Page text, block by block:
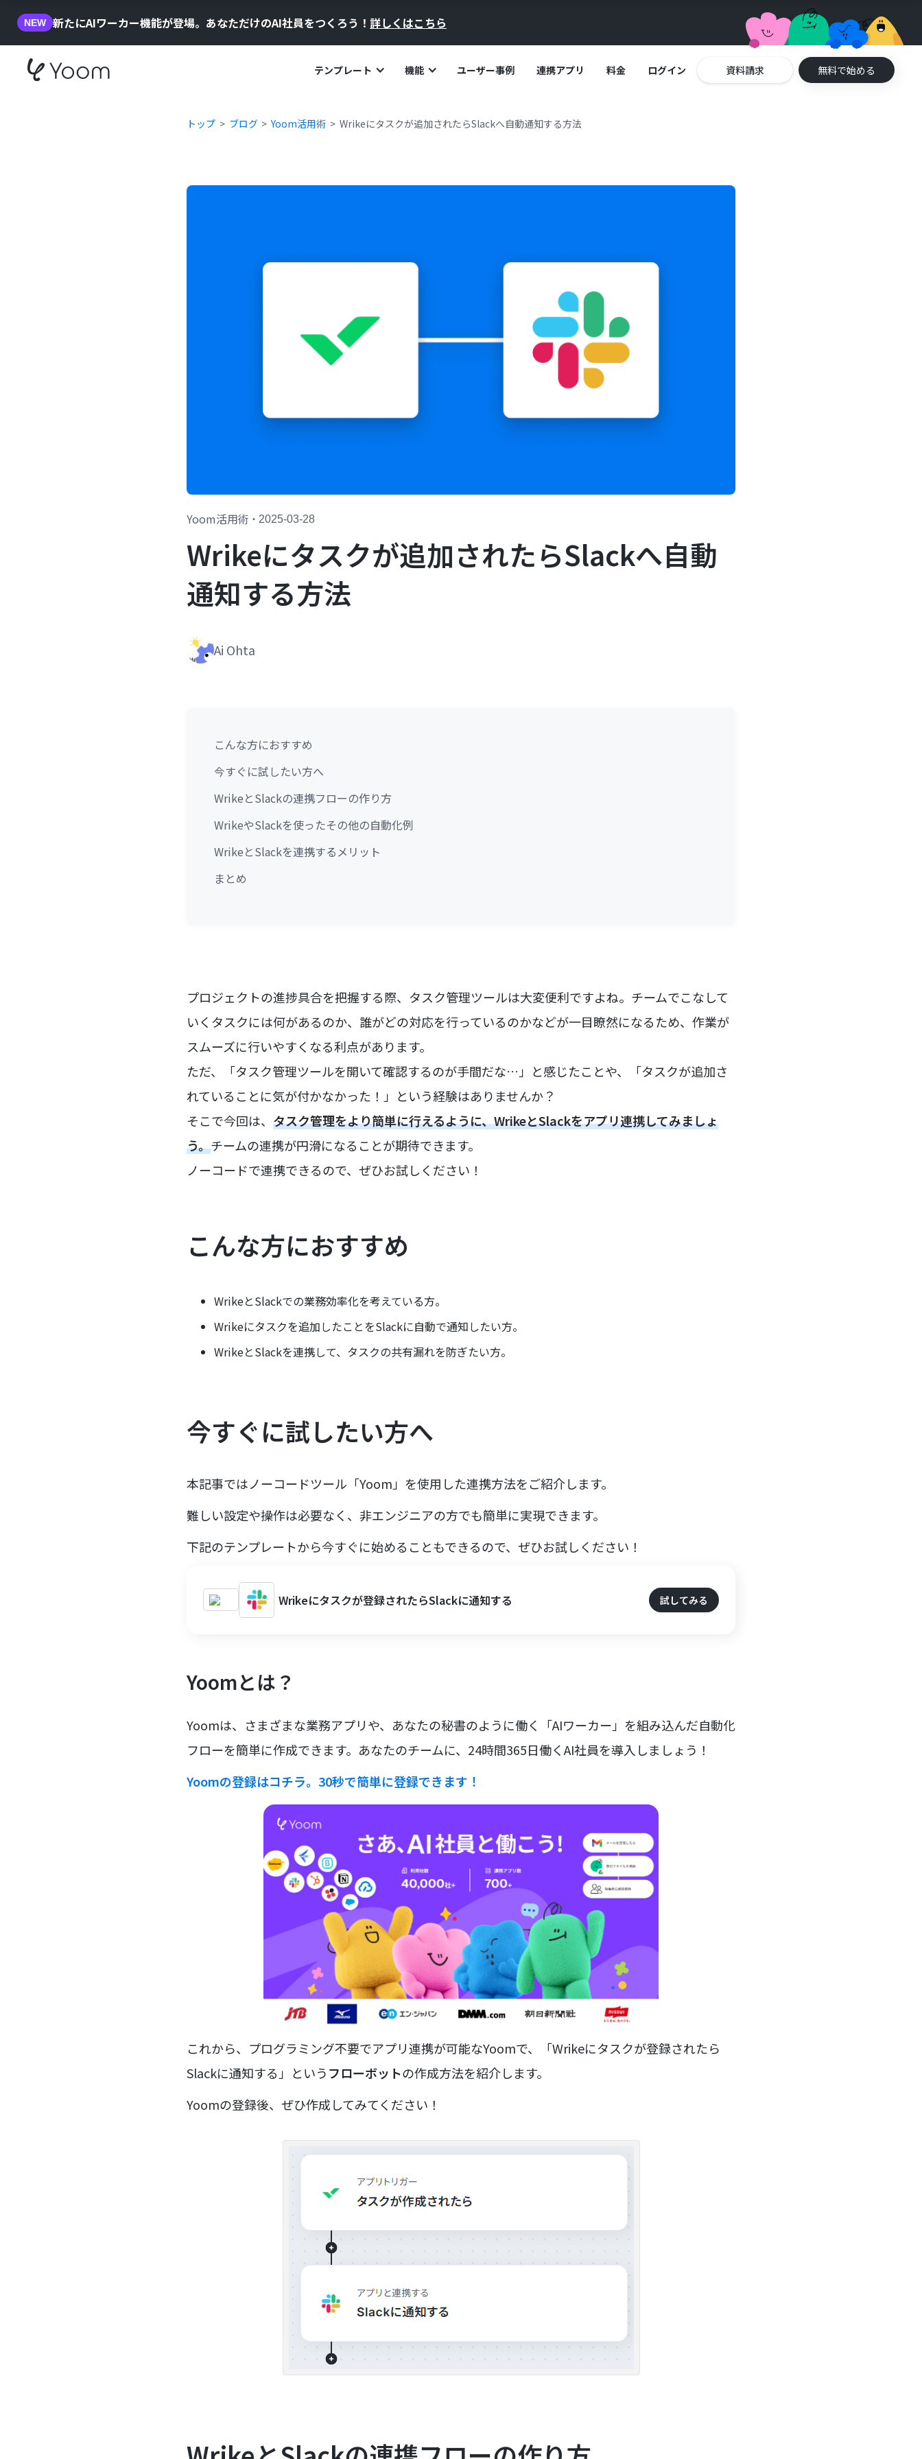
NEW 新たにAIワーカー機能が登場。あなただけのAI社員をつくろう！ 詳しくはこちら
テンプレート 機能 ユーザー事例 連携アプリ 料金 ログイン 資料請求 無料で始める
トップ ブログ Yoom活用術 Wrikeにタスクが追加されたらSlackへ自動通知する方法
Yoom活用術 ・ 2025-03-28
Wrikeにタスクが追加されたらSlackへ自動
通知する方法
Ai Ohta
こんな方におすすめ
今すぐに試したい方へ
WrikeとSlackの連携フローの作り方
WrikeやSlackを使ったその他の自動化例
WrikeとSlackを連携するメリット
まとめ
プロジェクトの進捗具合を把握する際、タスク管理ツールは大変便利ですよね。チームでこなして
いくタスクには何があるのか、誰がどの対応を行っているのかなどが一目瞭然になるため、作業が
スムーズに行いやすくなる利点があります。
ただ、「タスク管理ツールを開いて確認するのが手間だな…」と感じたことや、「タスクが追加さ
れていることに気が付かなかった！」という経験はありませんか？
そこで今回は、 タスク管理をより簡単に行えるように、WrikeとSlackをアプリ連携してみましょ
う。チームの連携が円滑になることが期待できます。
ノーコードで連携できるので、ぜひお試しください！
こんな方におすすめ
WrikeとSlackでの業務効率化を考えている方。
Wrikeにタスクを追加したことをSlackに自動で通知したい方。
WrikeとSlackを連携して、タスクの共有漏れを防ぎたい方。
今すぐに試したい方へ
本記事ではノーコードツール「Yoom」を使用した連携方法をご紹介します。
難しい設定や操作は必要なく、非エンジニアの方でも簡単に実現できます。
下記のテンプレートから今すぐに始めることもできるので、ぜひお試しください！
Wrikeにタスクが登録されたらSlackに通知する 試してみる
Yoomとは？
Yoomは、さまざまな業務アプリや、あなたの秘書のように働く「AIワーカー」を組み込んだ自動化
フローを簡単に作成できます。あなたのチームに、24時間365日働くAI社員を導入しましょう！
Yoomの登録はコチラ。30秒で簡単に登録できます！
これから、プログラミング不要でアプリ連携が可能なYoomで、「Wrikeにタスクが登録されたら
Slackに通知する」というフローボットの作成方法を紹介します。
Yoomの登録後、ぜひ作成してみてください！